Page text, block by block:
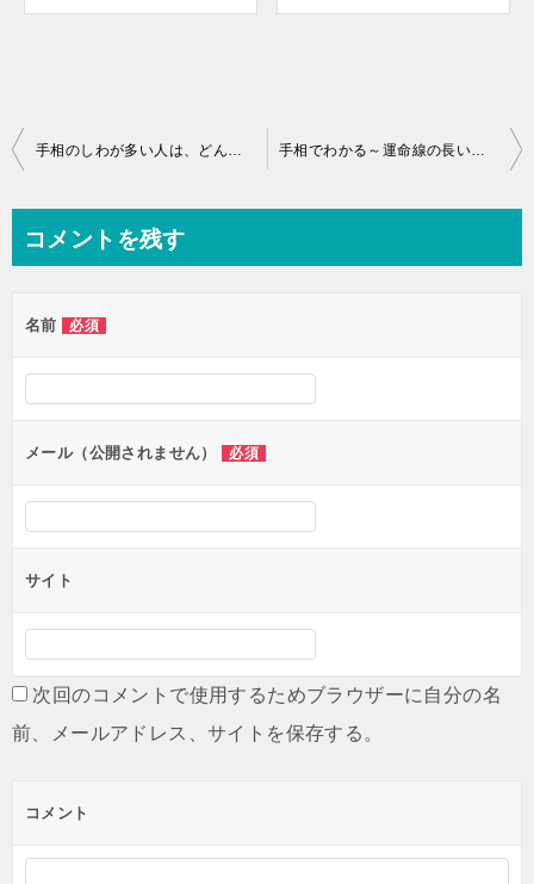
投
ビ
ー
シ
ン
手相のしわが多い人は、どんな人？ 手相でわかる～運命線の長い人はどんな人？～
コメントを残す
名前 必須
メール（公開されません） 必須
サイト
次回のコメントで使用するためブラウザーに自分の名
前、メールアドレス、サイトを保存する。
コメント